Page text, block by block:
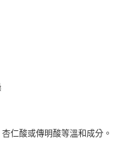
仁酸或傳明酸等溫和成分。